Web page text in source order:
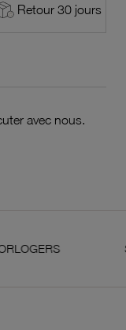
Retour 30 jours
avec nous.